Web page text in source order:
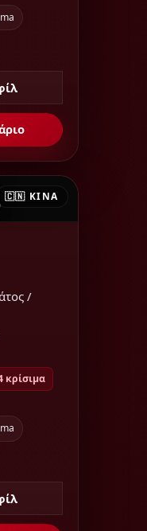
🇨🇳 ΚΊΝΑ
/
κρίσιμα